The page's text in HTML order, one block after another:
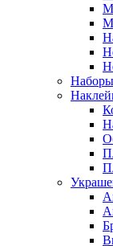
Наборы